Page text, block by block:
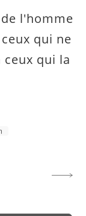
l'homme
qui ne
qui la